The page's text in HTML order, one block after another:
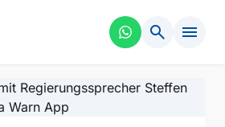
search menu